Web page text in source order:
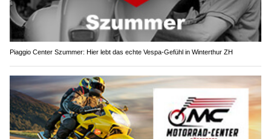
Piaggio Center Szummer: Hier lebt das echte Vespa-Gefühl in Winterthur ZH